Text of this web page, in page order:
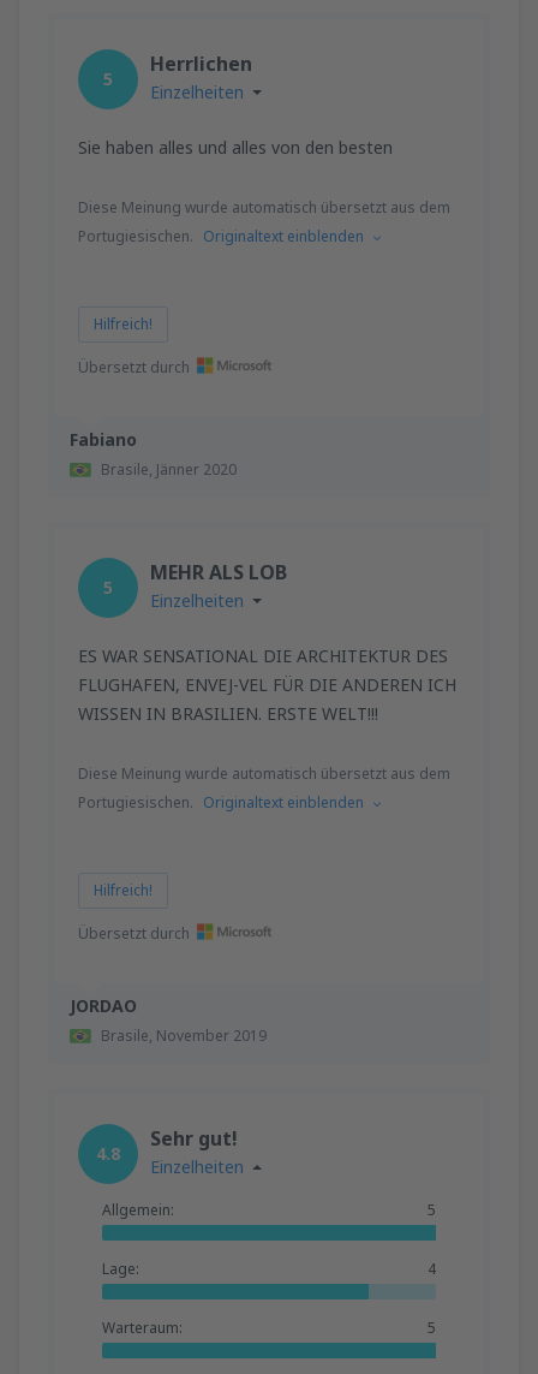
Fabiano
Brasile, Jänner 2020
5
Herrlichen
Einzelheiten
Sie haben alles und alles von den besten
Diese Meinung wurde automatisch übersetzt aus dem
Portugiesischen. Originaltext einblenden
Hilfreich!
Übersetzt durch
JORDAO
Brasile, November 2019
5
MEHR ALS LOB
Einzelheiten
ES WAR SENSATIONAL DIE ARCHITEKTUR DES
FLUGHAFEN, ENVEJ-VEL FÜR DIE ANDEREN ICH
WISSEN IN BRASILIEN. ERSTE WELT!!!
Diese Meinung wurde automatisch übersetzt aus dem
Portugiesischen. Originaltext einblenden
Hilfreich!
Übersetzt durch
4.8
Sehr gut!
Einzelheiten
Allgemein: 5
Lage: 4
Warteraum: 5